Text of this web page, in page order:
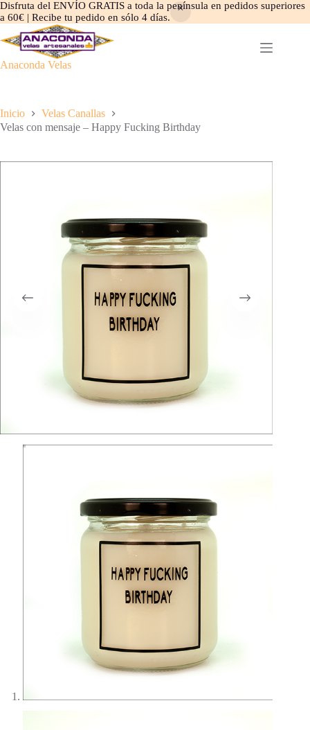
Disfruta del ENVÍO GRATIS a toda la península en pedidos superiores
a 60€ | Recibe tu pedido en sólo 4 días.
al
contenido
Anaconda Velas
Inicio
Velas Canallas
Velas con mensaje – Happy Fucking Birthday